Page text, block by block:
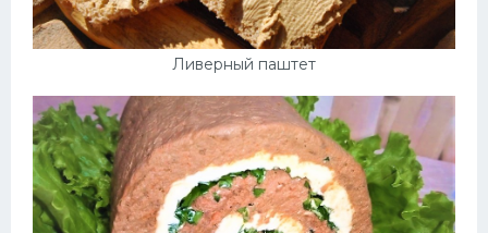
Ливерный паштет